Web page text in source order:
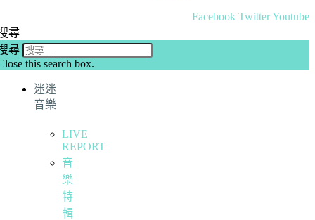
Facebook TwitterYoutube
尋
尋
this search box.
迷迷
音樂
LIVE
REPORT
音
樂
特
輯